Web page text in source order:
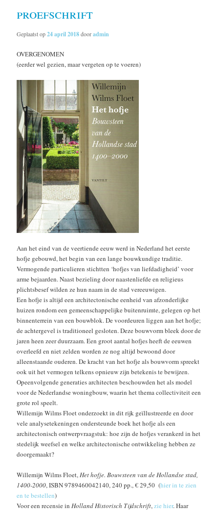
proefschrift
Geplaatst op24 april 2018dooradmin
OVERGENOMEN
(eerder wel gezien, maar vergeten op te voeren)
Aan het eind van de veertiende eeuw werd in Nederland het eerste
hofje gebouwd, het begin van een lange bouwkundige traditie.
Vermogende particulieren stichtten ‘hofjes van liefdadigheid’ voor
arme bejaarden. Naast bezieling door naastenliefde en religieus
plichtsbesef wilden ze hun naam in de stad vereeuwigen.
Een hofje is altijd een architectonische eenheid van afzonderlijke
huizen rondom een gemeenschappelijke buitenruimte, gelegen op het
binnenterrein van een bouwblok. De voordeuren liggen aan het hofje;
de achtergevel is traditioneel gesloten. Deze bouwvorm bleek door de
jaren heen zeer duurzaam. Een groot aantal hofjes heeft de eeuwen
overleefd en niet zelden worden ze nog altijd bewoond door
alleenstaande ouderen. De kracht van het hofje als bouwvorm spreekt
ook uit het vermogen telkens opnieuw zijn betekenis te bewijzen.
Opeenvolgende generaties architecten beschouwden het als model
voor de Nederlandse woningbouw, waarin het thema collectiviteit een
grote rol speelt.
Willemijn Wilms Floet onderzoekt in dit rijk geïllustreerde en door
vele analysetekeningen ondersteunde boek het hofje als een
architectonisch ontwerpvraagstuk: hoe zijn de hofjes verankerd in het
stedelijk weefsel en welke architectonische ontwikkeling hebben ze
doorgemaakt?
Willemijn Wilms Floet,Het hofje. Bouwsteen van de Hollandse stad,
1400-2000, ISBN 9789460042140, 240 pp., € 29,50 (hier in te zien
en te bestellen)
Voor een recensie inHolland Historisch Tijdschrift,zie hier. Haar